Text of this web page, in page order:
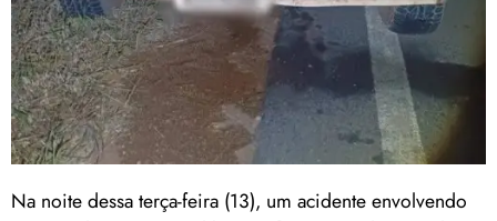
Na noite dessa terça-feira (13), um acidente envolvendo